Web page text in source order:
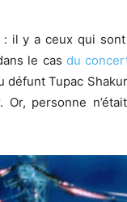
: il y a ceux qui
le cas du
défunt Tupac
personne